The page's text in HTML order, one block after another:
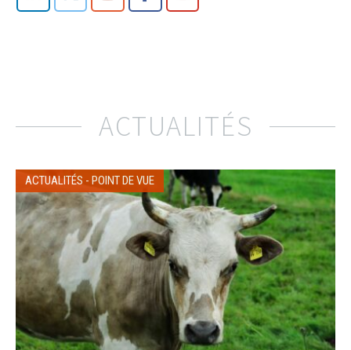
ACTUALITÉS
ACTUALITÉS - POINT DE VUE